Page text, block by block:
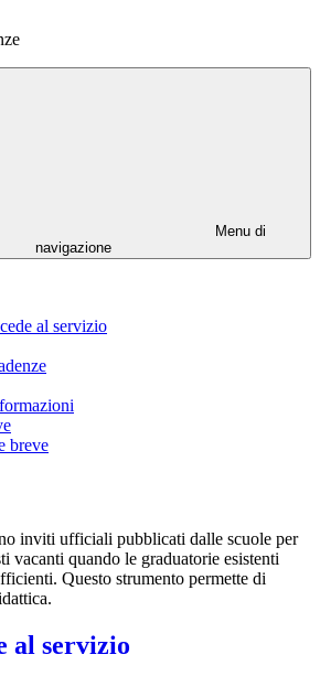
Menu di
navigazione
al servizio
breve
inviti ufficiali pubblicati dalle scuole per
vacanti quando le graduatorie esistenti
Questo strumento permette di
al servizio